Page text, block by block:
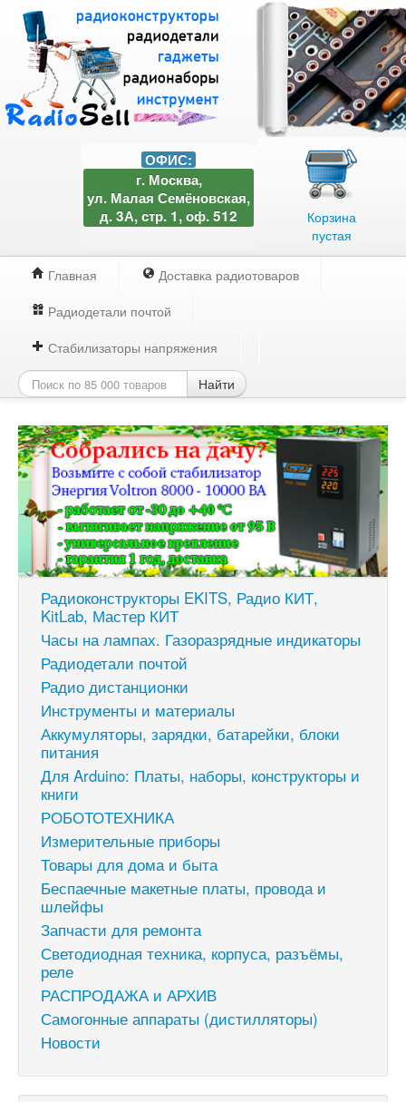
Корзина
пустая
ОФИС:
г. Москва,
ул. Малая Семёновская,
д. 3А, стр. 1, оф. 512
Главная
Доставка радиотоваров
Радиодетали почтой
Стабилизаторы напряжения
Найти
Радиоконструкторы EKITS, Радио КИТ,
KitLab, Мастер КИТ
Часы на лампах. Газоразрядные индикаторы
Радиодетали почтой
Радио дистанционки
Инструменты и материалы
Аккумуляторы, зарядки, батарейки, блоки
питания
Для Arduino: Платы, наборы, конструкторы и
книги
РОБОТОТЕХНИКА
Измерительные приборы
Товары для дома и быта
Беспаечные макетные платы, провода и
шлейфы
Запчасти для ремонта
Светодиодная техника, корпуса, разъёмы,
реле
РАСПРОДАЖА и АРХИВ
Самогонные аппараты (дистилляторы)
Новости